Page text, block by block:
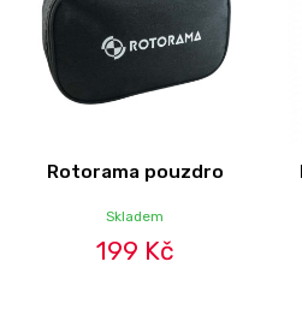
Rotorama pouzdro
Skladem
199 Kč